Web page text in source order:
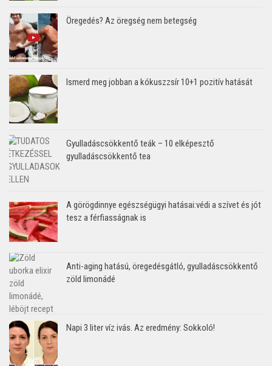
Öregedés? Az öregség nem betegség
Ismerd meg jobban a kókuszzsír 10+1 pozitív hatását
Gyulladáscsökkentő teák – 10 elképesztő
gyulladáscsökkentő tea
A görögdinnye egészségügyi hatásai:védi a szívet és jót
tesz a férfiasságnak is
Anti-aging hatású, öregedésgátló, gyulladáscsökkentő
zöld limonádé
Napi 3 liter víz ivás. Az eredmény: Sokkoló!